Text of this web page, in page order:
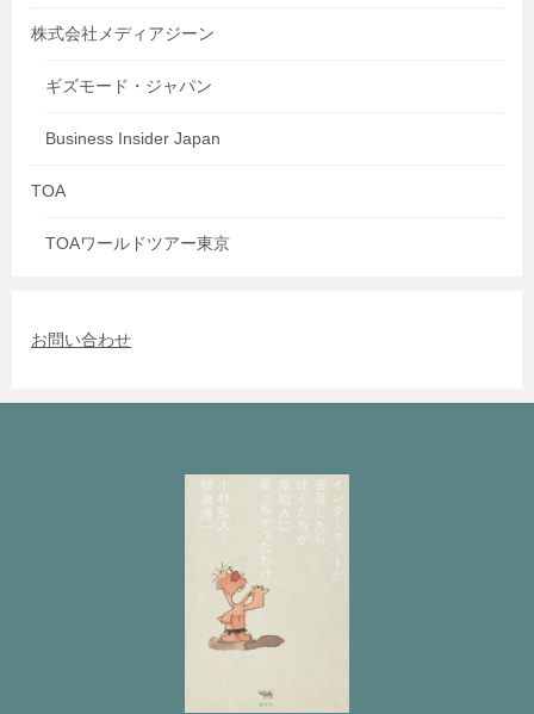
株式会社メディアジーン
ギズモード・ジャパン
Business Insider Japan
TOA
TOAワールドツアー東京
お問い合わせ